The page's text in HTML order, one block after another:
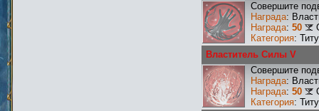
Совершите
Награда:
Награда: 50
Категория:
Властитель Силы V
Совершите
Награда:
Награда: 50
Категория: